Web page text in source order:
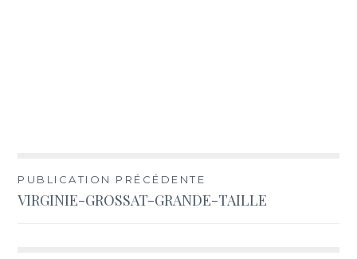
Navigation
de
PUBLICATION PRÉCÉDENTE
VIRGINIE-GROSSAT-GRANDE-TAILLE